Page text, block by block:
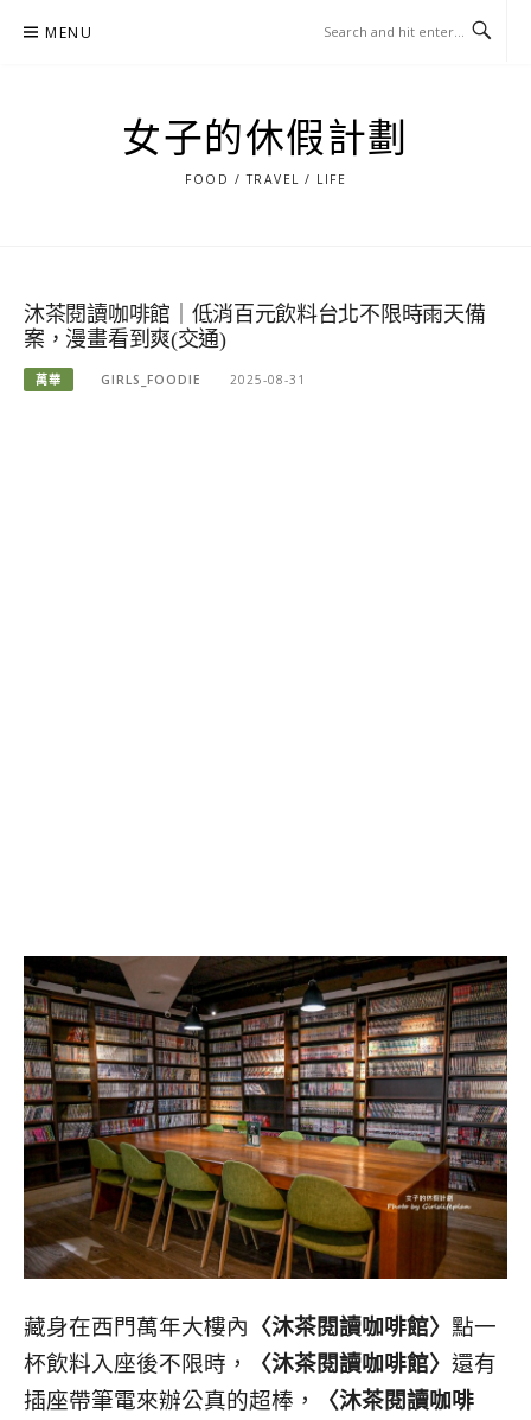
MENU
女子的休假計劃
FOOD / TRAVEL / LIFE
沐茶閱讀咖啡館｜低消百元飲料台北不限時雨天備
案，漫畫看到爽(交通)
萬華 GIRLS_FOODIE 2025-08-31
藏身在西門萬年大樓內 〈沐茶閱讀咖啡館〉 點一
杯飲料入座後不限時，
〈沐茶閱讀咖啡館〉 還有
插座帶筆電來辦公真的超棒，
〈沐茶閱讀咖啡